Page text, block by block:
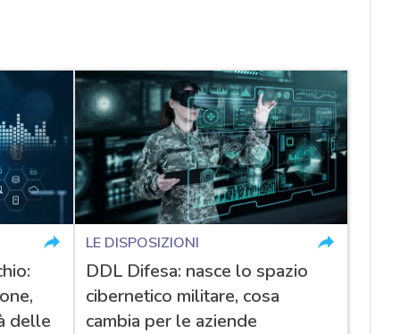
delle
LE DISPOSIZIONI
DDL Difesa: nasce lo spazio
cibernetico militare, cosa
cambia per le aziende